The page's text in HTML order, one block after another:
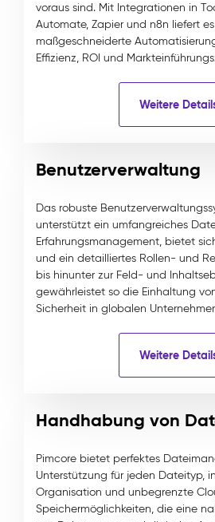
voraus sind. Mit Integrationen in
Automate, Zapier und n8n liefert es
maßgeschneiderte
Effizienz, ROI und
Weitere
Benutzerverwaltung
Das robuste
unterstützt ein umfangreiches
Erfahrungsmanagement, bietet
und ein detailliertes Rollen- und
bis hinunter zur Feld- und
gewährleistet so die Einhaltung
Sicherheit in globalen
Weitere
Handhabung von
Pimcore bietet perfektes
Unterstützung für jeden Dateityp,
Organisation und unbegrenzte
Speichermöglichkeiten, die eine